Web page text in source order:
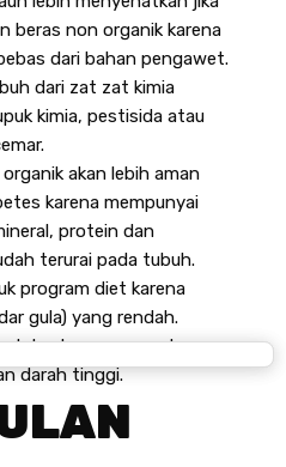
beras non organik karena
dari bahan pengawet.
dari zat zat kimia
kimia, pestisida atau
akan lebih aman
karena mempunyai
protein dan
terurai pada tubuh.
program diet karena
gula) yang rendah.
kanker, asam urat,
darah tinggi.